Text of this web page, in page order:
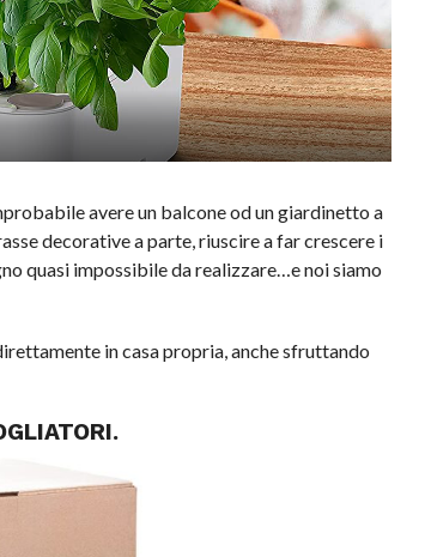
avere un balcone od un giardinetto a
decorative a parte, riuscire a far crescere i
quasi impossibile da realizzare…e noi siamo
in casa propria, anche sfruttando